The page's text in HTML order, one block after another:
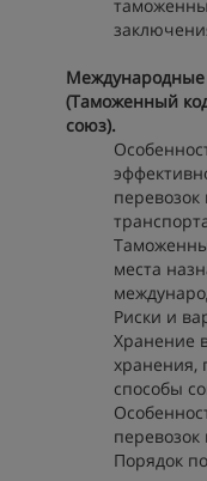
Международные
(Таможенный
союз).
места
Риски и
Хранение
хранения,
способы
Порядок